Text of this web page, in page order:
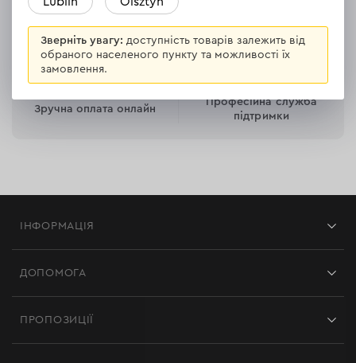
Зручна оплата онлайн
Професійна служба
підтримки
ІНФОРМАЦІЯ
ДОПОМОГА
ПРОПОЗИЦІЇ
Зверніть увагу: доступність товарів залежить від
обраного населеного пункту та можливості їх
замовлення.